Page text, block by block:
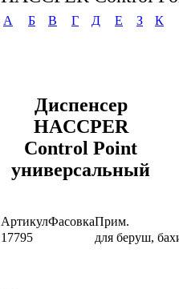
А Б В Г Д Е З К
Диспенсер
HACCPER
Control Point
универсальный
АртикулФасовкаПрим.
17795
для беруш,